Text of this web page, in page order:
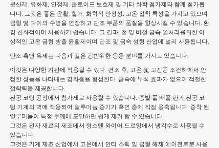
분산제, 유화제, 안정제, 콜로이드 보호제 및 기타 화학 첨가제와 함께 첨가됩
니다. 그것은 좋은 윤활, 철거, 화학적 안정성, 고온 접착 특성을 가지고 있으며
금형 및 다이의 수명을 연장하고 단조 부품의 품질을 향상시킬 수 있습니다. 환
경 친화적이며 사용하기 쉽습니다. 그 결과, 철 및 비철 금속 열처리를위한 이
상적인 고온 금형 방출 윤활제이며 단조 및 금속 성형 산업에 널리 사용됩니다.
단조 흑연 유제는 다음과 같은 광범위한 응용 분야를 가지고 있습니다.
이것은 다양한 기판에 적용될 수 있다. 건조 후, 고온 및 고진공 조건하에서 안
정한 성능을 나타내는 경화층을 형성한다. 금속에 부식 효과가 없으며 적절한
접착력을 제공합니다.
진공 코팅 공정에서 첨가제로 사용할 수 있습니다. 증발 풀 배플 판과 진공 코
팅 기계의 벽에 적용되어 알루미늄 증기가 흑연 층에 직접 응축됩니다. 증착 된
알루미늄이 특정 두께에 도달하면 쉽게 제거 할 수 있습니다.
그것은 전자 재료의 제조에서 텅스텐 와이어 드로잉에서 냉각수로 사용될 수
있습니다.
그것은 기계 제조 산업에서 고온에서 안티 스틱 및 금형 해제 에이전트로 사용